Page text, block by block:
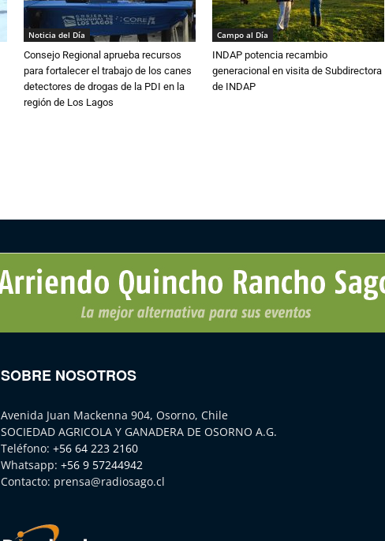
Noticia del Día
Consejo Regional aprueba recursos
para fortalecer el trabajo de los canes
detectores de drogas de la PDI en la
región de Los Lagos
Campo al Día
INDAP potencia recambio
generacional en visita de Subdirectora
de INDAP
SOBRE NOSOTROS
Avenida Juan Mackenna 904, Osorno, Chile
SOCIEDAD AGRICOLA Y GANADERA DE OSORNO A.G.
Teléfono: +56 64 223 2160
Whatsapp: +56 9 57244942
Contacto: prensa@radiosago.cl